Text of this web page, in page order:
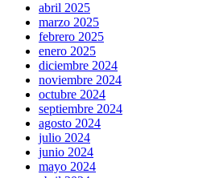
abril 2025
marzo 2025
febrero 2025
enero 2025
diciembre 2024
noviembre 2024
octubre 2024
septiembre 2024
agosto 2024
julio 2024
junio 2024
mayo 2024